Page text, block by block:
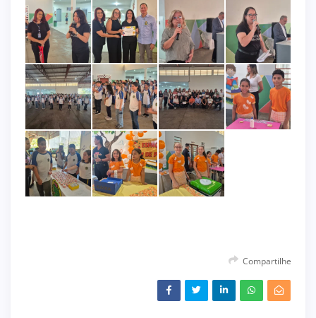
Compartilhe